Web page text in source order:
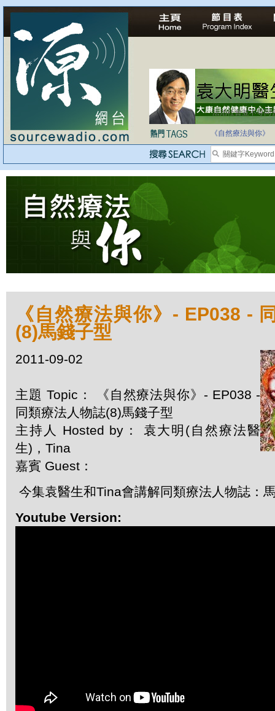
法治社會並不等同
《自然療法與你》
《自然療法與你》- EP038 -
(8)馬錢子型
2011-09-02
主題 Topic： 《自然療法與你》- EP038 -
同類療法人物誌(8)馬錢子型
主持人 Hosted by： 袁大明(自然療法醫
生)，Tina
嘉賓 Guest：
今集袁醫生和Tina會講解同類療法人物誌：
Youtube Version: